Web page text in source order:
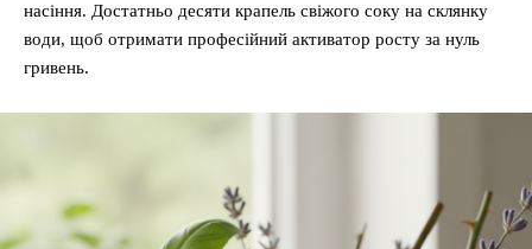
насіння. Достатньо десяти крапель свіжого соку на склянку
води, щоб отримати професійний активатор росту за нуль
гривень.